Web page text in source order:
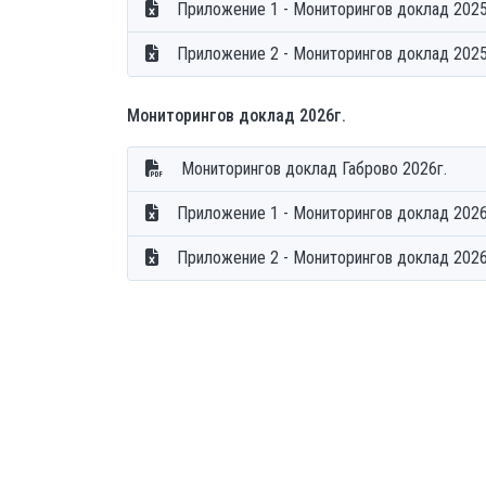
Приложение 1 - Мониторингов доклад
Приложение 2 - Мониторингов доклад
Мониторингов доклад 2026г.
Мониторингов доклад Габрово 2026г.
Приложение 1 - Мониторингов доклад
Приложение 2 - Мониторингов доклад